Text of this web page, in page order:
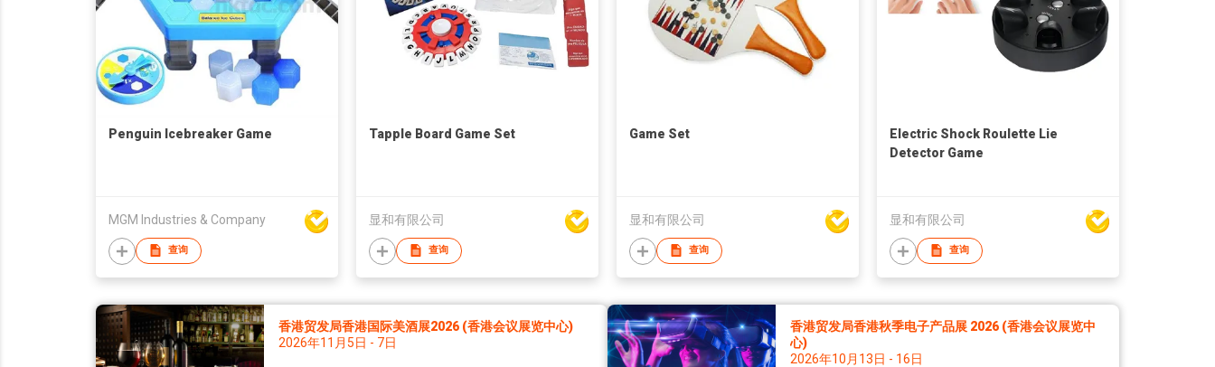
Penguin Icebreaker Game
MGM Industries & Company
查询
Tapple Board Game Set
显和有限公司
查询
Game Set
显和有限公司
查询
Electric Shock Roulette Lie
Detector Game
显和有限公司
查询
香港贸发局香港国际美酒展2026 (香港会议展览中心)
2026年11月5日 - 7日
香港贸发局香港秋季电子产品展 2026 (香港会议展览中
心)
2026年10月13日 - 16日